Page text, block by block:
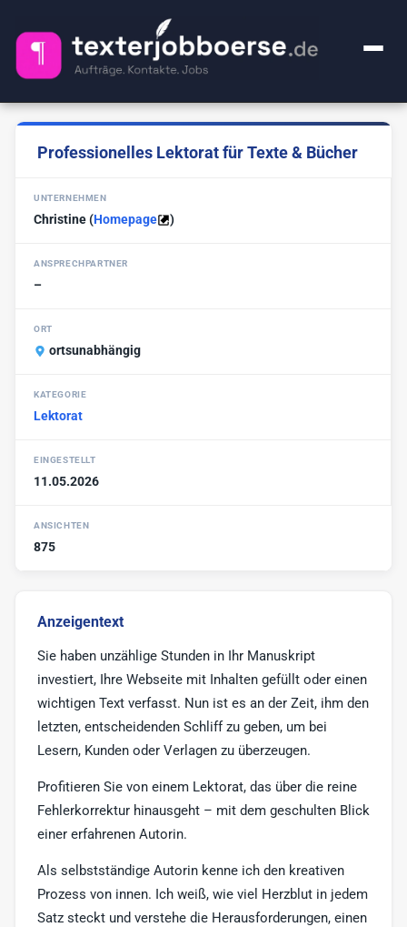
+ Anzeige inserieren
Ghostwriter
Werbe-Texter
Print-Texter
FAQ
Über uns
Professionelles Lektorat für Texte & Bücher
UNTERNEHMEN
Christine(Homepage )
ANSPRECHPARTNER
–
ORT
ortsunabhängig
KATEGORIE
Lektorat
EINGESTELLT
11.05.2026
ANSICHTEN
875
Anzeigentext
Sie haben unzählige Stunden in Ihr Manuskript
investiert, Ihre Webseite mit Inhalten gefüllt oder einen
wichtigen Text verfasst. Nun ist es an der Zeit, ihm den
letzten, entscheidenden Schliff zu geben, um bei
Lesern, Kunden oder Verlagen zu überzeugen.
Profitieren Sie von einem Lektorat, das über die reine
Fehlerkorrektur hinausgeht – mit dem geschulten Blick
einer erfahrenen Autorin.
Als selbstständige Autorin kenne ich den kreativen
Prozess von innen. Ich weiß, wie viel Herzblut in jedem
Satz steckt und verstehe die Herausforderungen, einen